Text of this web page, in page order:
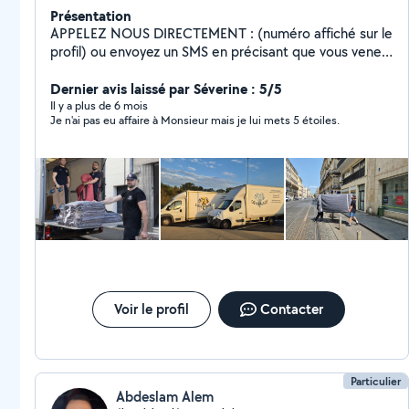
Présentation
APPELEZ NOUS DIRECTEMENT : (numéro affiché sur le
profil) ou envoyez un SMS en précisant que vous venez
sur Bordeaux, et dans toute la France, avec une équipe
de professionnels aguerris. Précision, communication
et bienveillance sont au cœur de notre service. Aucune
de messages via l'application, un devis de
déménagement doit être précis, et se fait donc
uniquement par téléphone. Au plaisir de travailler avec
vous, Samuel Entreprise Sam'déménage - Le
déménagement en conscience
Dernier avis laissé par Séverine : 5/5
Il y a plus de 6 mois
Je n'ai pas eu affaire à Monsieur mais je lui mets 5 étoiles.
Voir le profil Contacter
Particulier
Abdeslam Alem